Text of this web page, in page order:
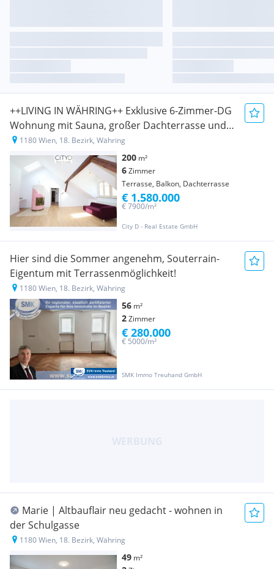
++LIVING IN WÄHRING++ Exklusive 6-Zimmer-DG
Wohnung mit Sauna, großer Dachterrasse und
zwei Balkonen
1180 Wien, 18. Bezirk, Währing
200 m²
6Zimmer
Terrasse, Balkon, Dachterrasse
City D - Real Estate GmbH
€ 7900/m²
€ 1.580.000
Hier sind die Sommer angenehm, Souterrain-
Eigentum mit Terrassenmöglichkeit!
1180 Wien, 18. Bezirk, Währing
56 m²
2Zimmer
SMK Immo Treuhand GmbH
€ 5000/m²
€ 280.000
Marie | Altbauflair neu gedacht - wohnen in
der Schulgasse
1180 Wien, 18. Bezirk, Währing
49 m²